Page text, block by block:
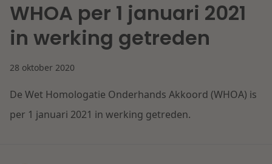
Fiscaal
Arbeid & Pensioen
IT & Privacy
Artikelen
Klantcases
Events
Specialisten
Over ons
WHOA per 1 januari 2021
in werking getreden
28 oktober 2020
De Wet Homologatie Onderhands Akkoord (WHOA) is
per 1 januari 2021 in werking getreden.